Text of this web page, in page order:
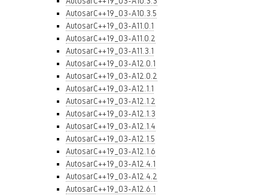
AutosarC++19_03-A10.3.5
AutosarC++19_03-A11.0.1
AutosarC++19_03-A11.0.2
AutosarC++19_03-A11.3.1
AutosarC++19_03-A12.0.1
AutosarC++19_03-A12.0.2
AutosarC++19_03-A12.1.1
AutosarC++19_03-A12.1.2
AutosarC++19_03-A12.1.3
AutosarC++19_03-A12.1.4
AutosarC++19_03-A12.1.5
AutosarC++19_03-A12.1.6
AutosarC++19_03-A12.4.1
AutosarC++19_03-A12.4.2
AutosarC++19_03-A12.6.1